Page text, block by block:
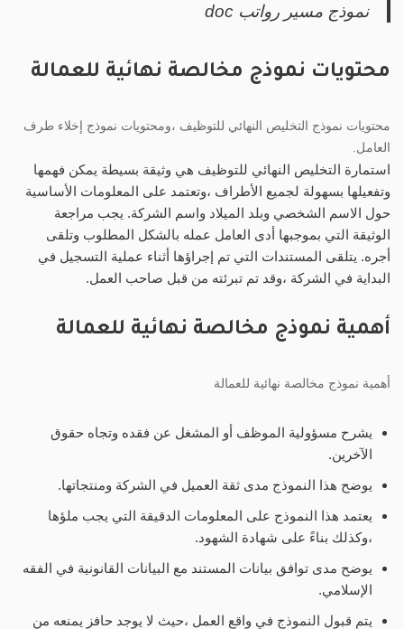
نموذج مسير رواتب doc
محتويات نموذج مخالصة نهائية للعمالة
محتويات نموذج التخليص النهائي للتوظيف ،ومحتويات نموذج إخلاء طرف
العامل.
استمارة التخليص النهائي للتوظيف هي وثيقة بسيطة يمكن فهمها
وتفعيلها بسهولة لجميع الأطراف ،وتعتمد على المعلومات الأساسية
حول الاسم الشخصي وبلد الميلاد واسم الشركة. يجب مراجعة
الوثيقة التي بموجبها أدى العامل عمله بالشكل المطلوب وتلقى
أجره. يتلقى المستندات التي تم إجراؤها أثناء عملية التسجيل في
البداية في الشركة ،وقد تم تبرئته من قبل صاحب العمل.
أهمية نموذج مخالصة نهائية للعمالة
أهمية نموذج مخالصة نهائية للعمالة
يشرح مسؤولية الموظف أو المشغل عن فقده وتجاه حقوق
الآخرين.
يوضح هذا النموذج مدى ثقة العميل في الشركة ومنتجاتها.
يعتمد هذا النموذج على المعلومات الدقيقة التي يجب ملؤها
،وكذلك بناءً على شهادة الشهود.
يوضح مدى توافق بيانات المستند مع البيانات القانونية في الفقه
الإسلامي.
يتم قبول النموذج في واقع العمل ،حيث لا يوجد حافز يمنعه من